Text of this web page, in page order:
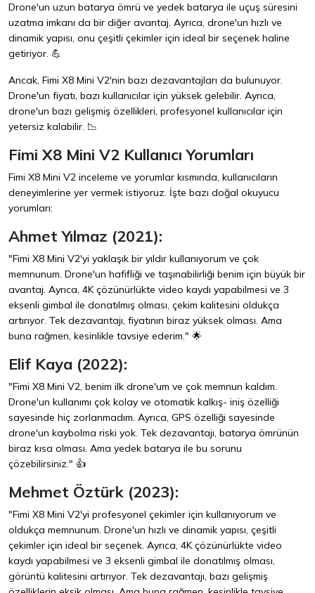
Drone'un uzun batarya ömrü ve yedek batarya ile uçuş süresini
uzatma imkanı da bir diğer avantaj. Ayrıca, drone'un hızlı ve
dinamik yapısı, onu çeşitli çekimler için ideal bir seçenek haline
getiriyor. 💪
Ancak, Fimi X8 Mini V2'nin bazı dezavantajları da bulunuyor.
Drone'un fiyatı, bazı kullanıcılar için yüksek gelebilir. Ayrıca,
drone'un bazı gelişmiş özellikleri, profesyonel kullanıcılar için
yetersiz kalabilir. 📉
Fimi X8 Mini V2 Kullanıcı Yorumları
Fimi X8 Mini V2 inceleme ve yorumlar kısmında, kullanıcıların
deneyimlerine yer vermek istiyoruz. İşte bazı doğal okuyucu
yorumları:
Ahmet Yılmaz (2021):
"Fimi X8 Mini V2'yi yaklaşık bir yıldır kullanıyorum ve çok
memnunum. Drone'un hafifliği ve taşınabilirliği benim için büyük bir
avantaj. Ayrıca, 4K çözünürlükte video kaydı yapabilmesi ve 3
eksenli gimbal ile donatılmış olması, çekim kalitesini oldukça
artırıyor. Tek dezavantajı, fiyatının biraz yüksek olması. Ama
buna rağmen, kesinlikle tavsiye ederim." 🌟
Elif Kaya (2022):
"Fimi X8 Mini V2, benim ilk drone'um ve çok memnun kaldım.
Drone'un kullanımı çok kolay ve otomatik kalkış- iniş özelliği
sayesinde hiç zorlanmadım. Ayrıca, GPS özelliği sayesinde
drone'un kaybolma riski yok. Tek dezavantajı, batarya ömrünün
biraz kısa olması. Ama yedek batarya ile bu sorunu
çözebilirsiniz." 👍
Mehmet Öztürk (2023):
"Fimi X8 Mini V2'yi profesyonel çekimler için kullanıyorum ve
oldukça memnunum. Drone'un hızlı ve dinamik yapısı, çeşitli
çekimler için ideal bir seçenek. Ayrıca, 4K çözünürlükte video
kaydı yapabilmesi ve 3 eksenli gimbal ile donatılmış olması,
görüntü kalitesini artırıyor. Tek dezavantajı, bazı gelişmiş